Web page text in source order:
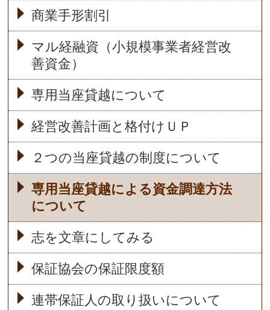
商業手形割引
マル経融資（小規模事業者経営改
善資金）
専用当座貸越について
経営改善計画と格付けＵＰ
２つの当座貸越の制度について
専用当座貸越による資金調達方法
について
志を文章にしてみる
保証協会の保証限度額
連帯保証人の取り扱いについて